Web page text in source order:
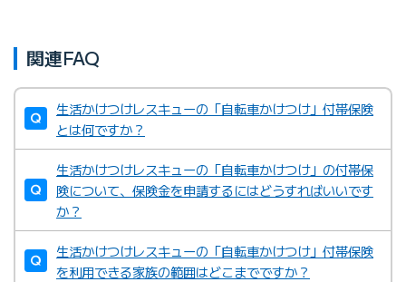
関連FAQ
生活かけつけレスキューの「自転車かけつけ」付帯保険
とは何ですか？
生活かけつけレスキューの「自転車かけつけ」の付帯保
険について、保険金を申請するにはどうすればいいです
か？
生活かけつけレスキューの「自転車かけつけ」付帯保険
を利用できる家族の範囲はどこまでですか？